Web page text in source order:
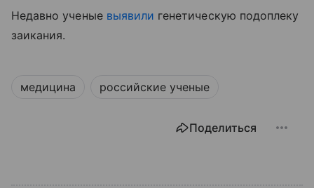
Недавно ученые выявили генетическую подоплеку
заикания.
медицина российские ученые
Поделиться